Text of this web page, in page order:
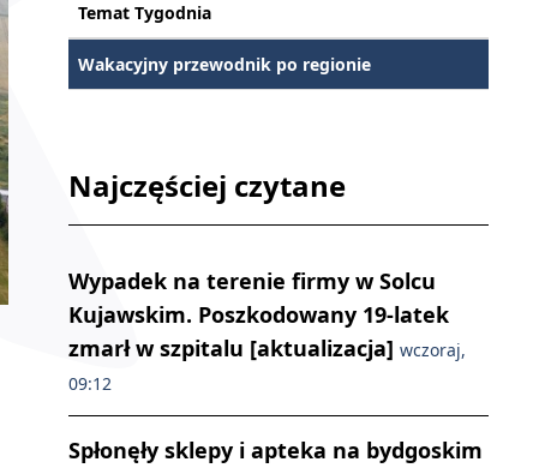
Temat Tygodnia
Wakacyjny przewodnik po regionie
Najczęściej czytane
Wypadek na terenie firmy w Solcu
Kujawskim. Poszkodowany 19-latek
zmarł w szpitalu [aktualizacja] wczoraj,
09:12
Spłonęły sklepy i apteka na bydgoskim